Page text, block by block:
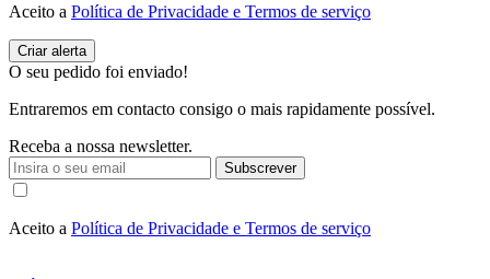
Aceito a Política de Privacidade e Termos de serviço
O seu pedido foi enviado!
Entraremos em contacto consigo o mais rapidamente possível.
Receba a nossa newsletter.
Subscrever
Aceito a Política de Privacidade e Termos de serviço